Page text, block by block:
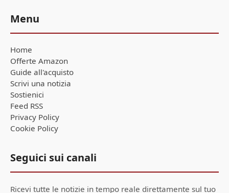
Menu
Home
Offerte Amazon
Guide all'acquisto
Scrivi una notizia
Sostienici
Feed RSS
Privacy Policy
Cookie Policy
Seguici sui canali
Ricevi tutte le notizie in tempo reale direttamente sul tuo